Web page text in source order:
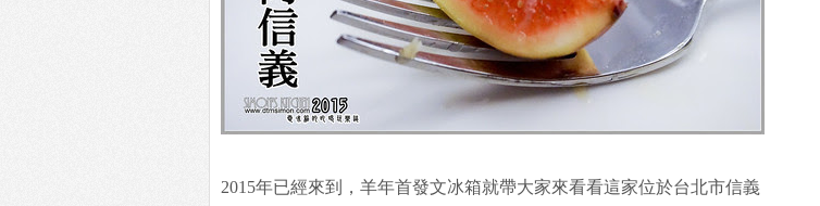
2015年已經來到，羊年首發文冰箱就帶大家來看看這家位於台北市信義